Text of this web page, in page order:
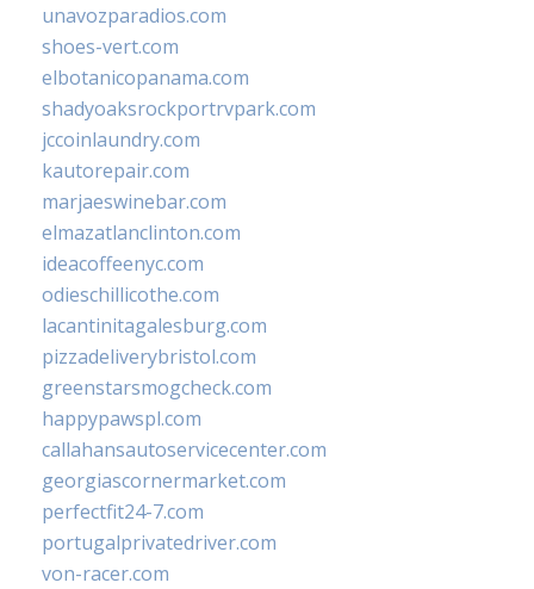
unavozparadios.com
shoes-vert.com
elbotanicopanama.com
shadyoaksrockportrvpark.com
jccoinlaundry.com
kautorepair.com
marjaeswinebar.com
elmazatlanclinton.com
ideacoffeenyc.com
odieschillicothe.com
lacantinitagalesburg.com
pizzadeliverybristol.com
greenstarsmogcheck.com
happypawspl.com
callahansautoservicecenter.com
georgiascornermarket.com
perfectfit24-7.com
portugalprivatedriver.com
von-racer.com